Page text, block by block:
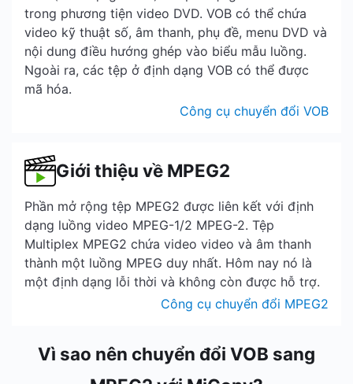
trong phương tiện video DVD. VOB có thể chứa
video kỹ thuật số, âm thanh, phụ đề, menu DVD và
nội dung điều hướng ghép vào biểu mẫu luồng.
Ngoài ra, các tệp ở định dạng VOB có thể được
mã hóa.
Công cụ chuyển đổi VOB
Giới thiệu về MPEG2
Phần mở rộng tệp MPEG2 được liên kết với định
dạng luồng video MPEG-1/2 MPEG-2. Tệp
Multiplex MPEG2 chứa video video và âm thanh
thành một luồng MPEG duy nhất. Hôm nay nó là
một định dạng lỗi thời và không còn được hỗ trợ.
Công cụ chuyển đổi MPEG2
Vì sao nên chuyển đổi VOB sang